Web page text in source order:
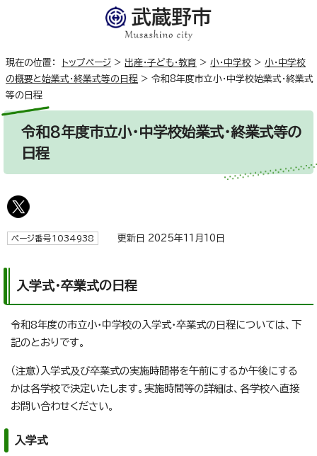
現在の位置： トップページ > 出産・子ども・教育 > 小・中学校 > 小・中学校
の概要と始業式・終業式等の日程 > 令和8年度市立小・中学校始業式・終業式
等の日程
令和8年度市立小・中学校始業式・終業式等の
日程
ページ番号1034938 更新日 2025年11月10日
入学式・卒業式の日程
令和8年度の市立小・中学校の入学式・卒業式の日程については、下
記のとおりです。
（注意）入学式及び卒業式の実施時間帯を午前にするか午後にする
かは各学校で決定いたします。実施時間等の詳細は、各学校へ直接
お問い合わせください。
入学式